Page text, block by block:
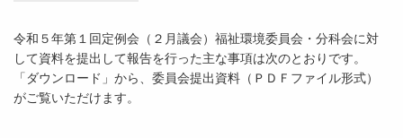
令和５年第１回定例会（２月議会）福祉環境委員会・分科会に対
して資料を提出して報告を行った主な事項は次のとおりです。
「ダウンロード」から、委員会提出資料（ＰＤＦファイル形式）
がご覧いただけます。